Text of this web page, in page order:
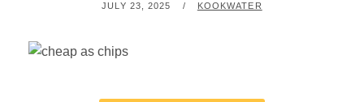
JULY 23, 2025 KOOKWATER